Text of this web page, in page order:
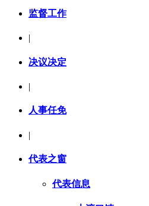
监督工作
决议决定
|
人事任免
|
代表之窗
代表信息